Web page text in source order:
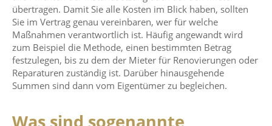
übertragen. Damit Sie alle Kosten im Blick haben, sollten
Sie im Vertrag genau vereinbaren, wer für welche
Maßnahmen verantwortlich ist. Häufig angewandt wird
zum Beispiel die Methode, einen bestimmten Betrag
festzulegen, bis zu dem der Mieter für Renovierungen oder
Reparaturen zuständig ist. Darüber hinausgehende
Summen sind dann vom Eigentümer zu begleichen.